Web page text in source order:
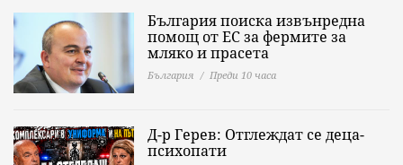
България поиска извънредна
помощ от ЕС за фермите за
мляко и прасета
България Преди 10 часа
Д-р Герев: Отглеждат се деца-
психопати